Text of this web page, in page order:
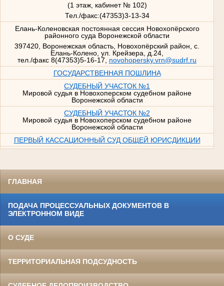
(1 этаж, кабинет № 102)
Тел./факс:(47353)3-13-34
Елань-Коленовская постоянная сессия Новохопёрского
районного суда Воронежской области
397420, Воронежская область, Новохопёрский район, с.
Елань-Колено, ул. Крейзера, д.24,
тел./факс 8(47353)5-16-17, novohopersky.vrn@sudrf.ru
ГОСУДАРСТВЕННАЯ ПОШЛИНА
СУДЕБНЫЙ УЧАСТОК №1
Мировой судья в Новохоперском судебном районе
Воронежской области
СУДЕБНЫЙ УЧАСТОК №2
Мировой судья в Новохоперском судебном районе
Воронежской области
ПЕРВЫЙ КАССАЦИОННЫЙ СУД ОБЩЕЙ ЮРИСДИКЦИИ
ГЛАВНАЯ
ПОДАЧА ПРОЦЕССУАЛЬНЫХ ДОКУМЕНТОВ В
ЭЛЕКТРОННОМ ВИДЕ
О СУДЕ
ТЕРРИТОРИАЛЬНАЯ ПОДСУДНОСТЬ